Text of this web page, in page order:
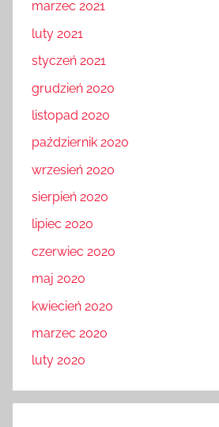
marzec 2021
luty 2021
styczeń 2021
grudzień 2020
listopad 2020
październik 2020
wrzesień 2020
sierpień 2020
lipiec 2020
czerwiec 2020
maj 2020
kwiecień 2020
marzec 2020
luty 2020